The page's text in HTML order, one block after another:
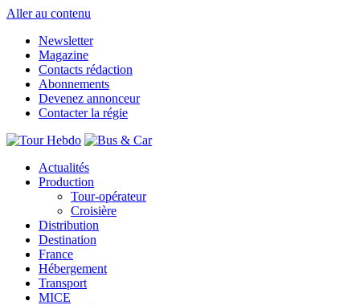
Aller au contenu
Newsletter
Magazine
Contacts rédaction
Abonnements
Devenez annonceur
Contacter la régie
Actualités
Production
Tour-opérateur
Croisière
Distribution
Destination
France
Hébergement
Transport
MICE